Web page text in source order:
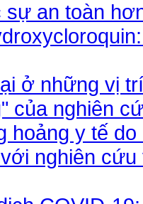
an toàn
ở những vị
của nghiên
hoảng y tế
nghiên